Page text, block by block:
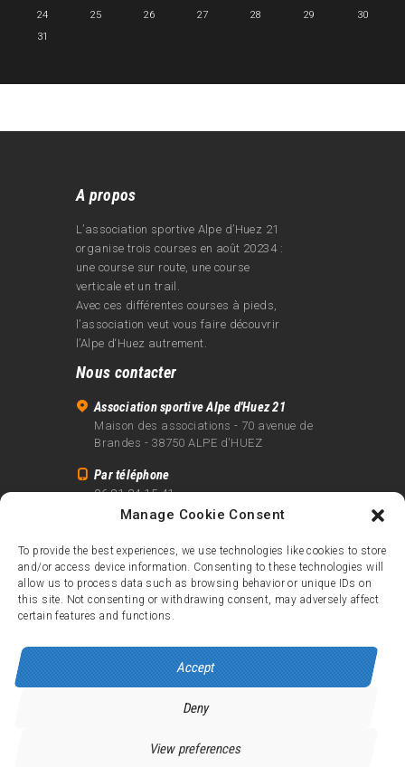
Manage Cookie Consent
To provide the best experiences, we use technologies like cookies to store
and/or access device information. Consenting to these technologies will
allow us to process data such as browsing behavior or unique IDs on
this site. Not consenting or withdrawing consent, may adversely affect
certain features and functions.
Accept
Deny
View preferences
24
25 26 27 28 29
30
31
A propos
L’association sportive Alpe d’Huez 21
organise trois courses en août 20234 :
une course sur route, une course
verticale et un trail.
Avec ces différentes courses à pieds,
l’association veut vous faire découvrir
l’Alpe d‘Huez autrement.
Nous contacter
Association sportive Alpe d'Huez 21
Maison des associations - 70 avenue de
Brandes - 38750 ALPE d'HUEZ
Par téléphone
06 81 24 15 41
info@alpe21.fr
Mentions légales
Contact
crédits